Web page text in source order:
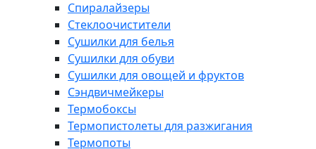
Спиралайзеры
Стеклоочистители
Сушилки для белья
Сушилки для обуви
Сушилки для овощей и фруктов
Сэндвичмейкеры
Термобоксы
Термопистолеты для разжигания
Термопоты